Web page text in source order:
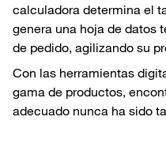
calculadora determina el
genera una hoja de datos
de pedido, agilizando su
Con las herramientas
gama de productos,
adecuado nunca ha sido